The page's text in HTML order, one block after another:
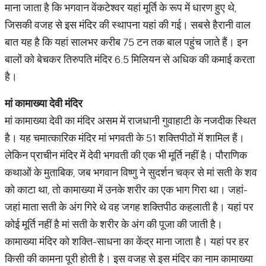
माना जाता है कि भगवान वेंकटेश्वर यहां मूर्ति के रूप में धारण हुए थे,
जिसकी वजह से इस मंदिर की स्थापना यहां की गई। सबसे हैरानी वाल
बात यह है कि यहां सालभर करीब 75 टन तक बाल पहुंच जाते हैं। इन
बालों को बेचकर तिरुपति मंदिर 6.5 मिलियन से अधिक की कमाई करता
है।
मांकामाख्यादेवीमंदिर
मां कामाख्या देवी का मंदिर असम में राजधानी गुवाहाटी के नजदीक स्थित
है। यह चमात्कारिक मंदिर मां भगवती के 51 शक्तिपीठों में शामिल हैं।
लेकिन प्राचीन मंदिर में देवी भगवती की एक भी मूर्ति नहीं है। पौराणिक
कथाओं के मुताबिक, जब भगवान विष्णु ने सुदर्शन चक्र से मां सती के शव
को काटा था, तो कामाख्या में उनके शरीर का एक भाग गिरा था। जहां-
जहां माता सती के अंग गिरे थे वह जगह शक्तिपीठ कहलाती है। यहां पर
कोई मूर्ति नहीं है मां सती के शरीर के अंग की पूजा की जाती है।
कामाख्या मंदिर को शक्ति-साधना का केंद्र माना जाता है। यहां पर हर
किसी की कामना पूरी होती है। इस वजह से इस मंदिर का नाम कामाख्या